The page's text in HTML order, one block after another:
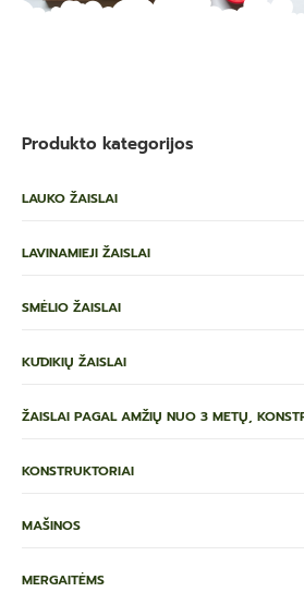
Produkto kategorijos
LAUKO ŽAISLAI
LAVINAMIEJI ŽAISLAI
SMĖLIO ŽAISLAI
KŪDIKIŲ ŽAISLAI
ŽAISLAI PAGAL AMŽIŲ NUO 3 METŲ,
KONSTRUKTORIAI
MAŠINOS
MERGAITĖMS